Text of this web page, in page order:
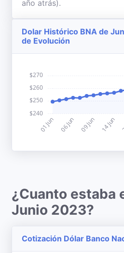
año atrás).
Dolar Histórico BNA de
de Evolución
¿Cuanto estaba
Junio 2023?
Cotización Dólar Banco